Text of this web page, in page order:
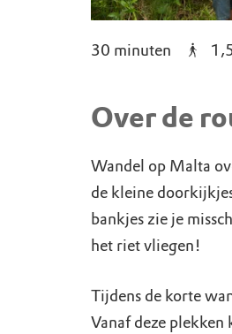
30 minuten
Over de
Wandel op Malta
de kleine
bankjes zie je
het riet vliegen!
Tijdens de korte
Vanaf deze